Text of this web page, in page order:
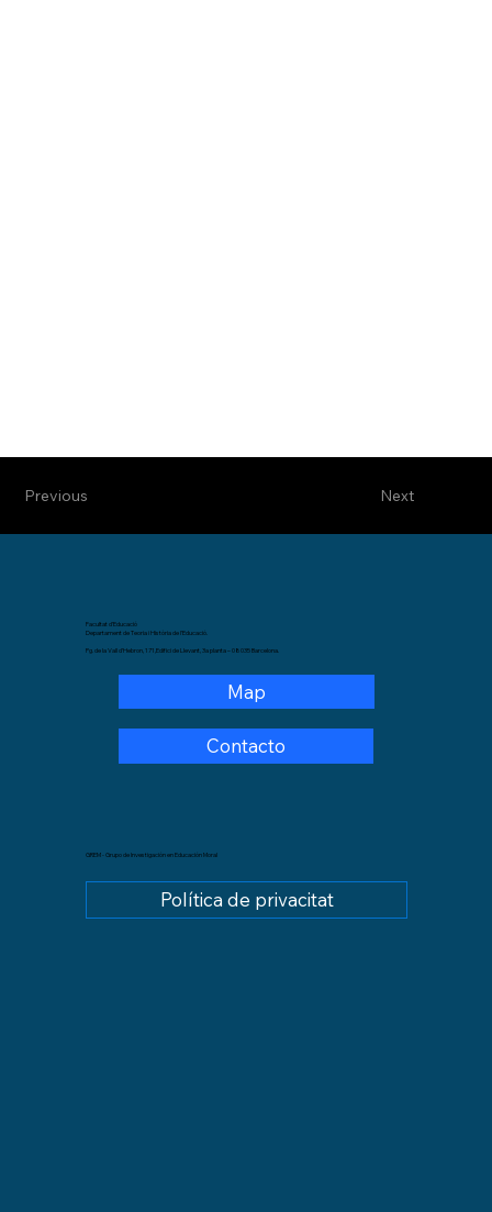
Next
Previous
GREM - Grupo de Investigación en Educación Moral
Política de privacitat
Facultat d’Educació
Departament de Teoria i Història de l’Educació.
Pg. de la Vall d’Hebron, 171,Edifici de Llevant, 3a planta – 08035 Barcelona.
Map
Contacto